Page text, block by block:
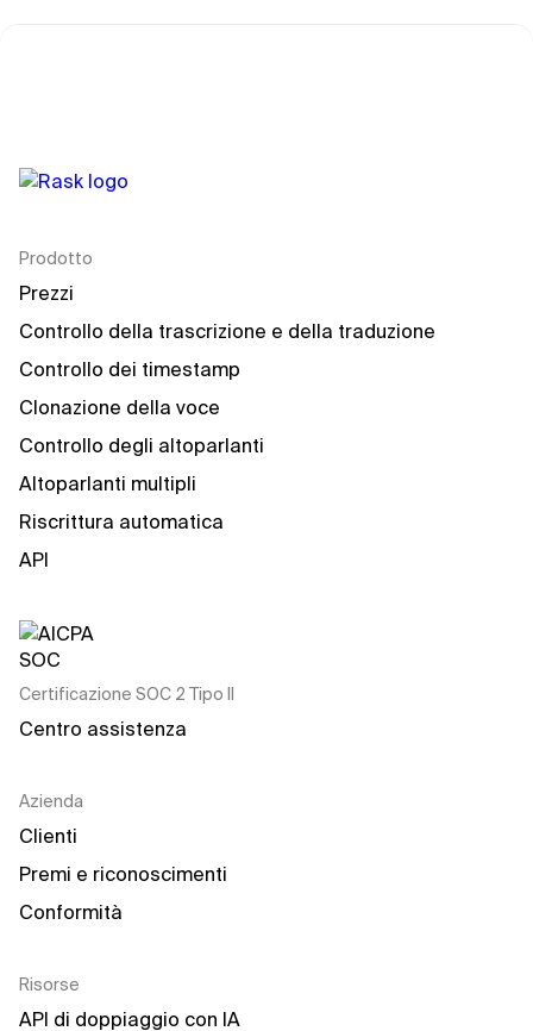
Prodotto
Prezzi
Controllo della trascrizione e della traduzione
Controllo dei timestamp
Clonazione della voce
Controllo degli altoparlanti
Altoparlanti multipli
Riscrittura automatica
API
Certificazione SOC 2 Tipo II
Centro assistenza
Azienda
Clienti
Premi e riconoscimenti
Conformità
Risorse
API di doppiaggio con IA